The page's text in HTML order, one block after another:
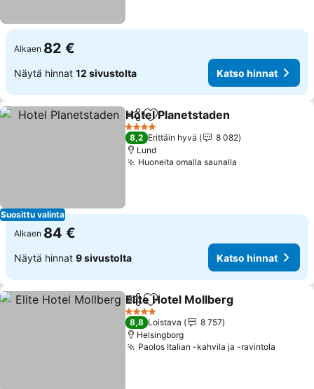
Alkaen 82 €
Näytä hinnat 12 sivustolta Katso hinnat
Suosittu valinta
Jaa Lisää suosikkeihin
Hotel Planetstaden
4 Tähtiluokitus
8,2 Erittäin hyvä
8 082
Lund
Huoneita omalla saunalla
Alkaen 84 €
Näytä hinnat 9 sivustolta Katso hinnat
Jaa Lisää suosikkeihin
Elite Hotel Mollberg
4 Tähtiluokitus
8,8 Loistava
8 757
Helsingborg
Paolos Italian -kahvila ja -ravintola